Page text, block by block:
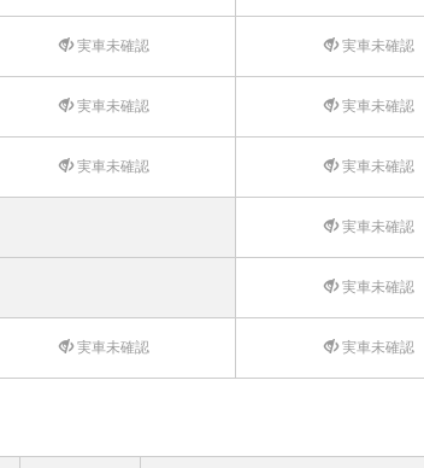
実車未確認 実車未確認
実車未確認 実車未確認
実車未確認 実車未確認
実車未確認
実車未確認
実車未確認 実車未確認